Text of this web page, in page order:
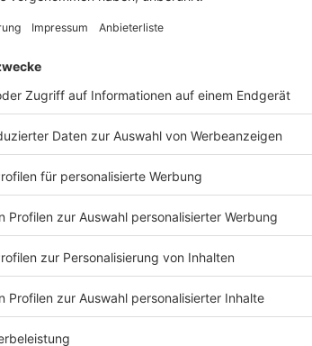
Fußball
Das ging schnell. Nur eine Woche
nach der Trennung von Jürgen Klopp hat das
gefunden. Bei Red Bull ist Roger Schmidt kein
Unbekannter.
Hoeneß: WM ohne Europäer kann man «in
die Tonne treten»
Fußball|Bayerns Ehrenpräsident Uli Hoeneß
Zu FIFA-Boss Infantino hat er eine starke
Neuendorf nennt FIFA-Investoren-Plan
«überaus problematisch»